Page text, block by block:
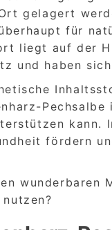
gelagert
für
liegt auf der
und haben
kann.
fördern
wunderbaren